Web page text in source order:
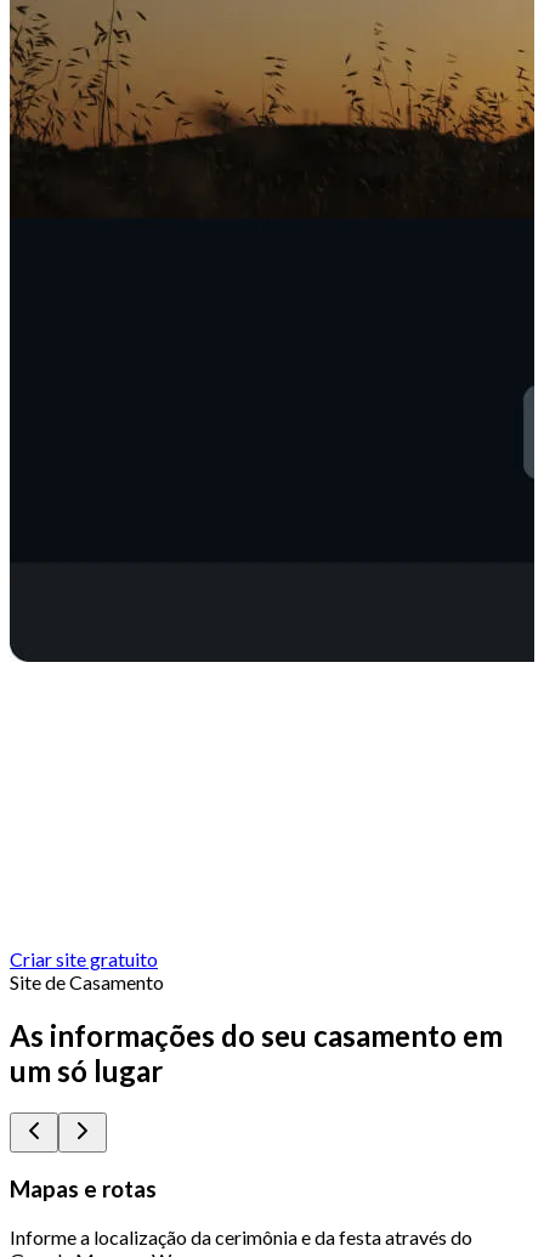
Criar site gratuito
Site de Casamento
As informações do seu casamento em
um só lugar
Mapas e rotas
Informe a localização da cerimônia e da festa através do